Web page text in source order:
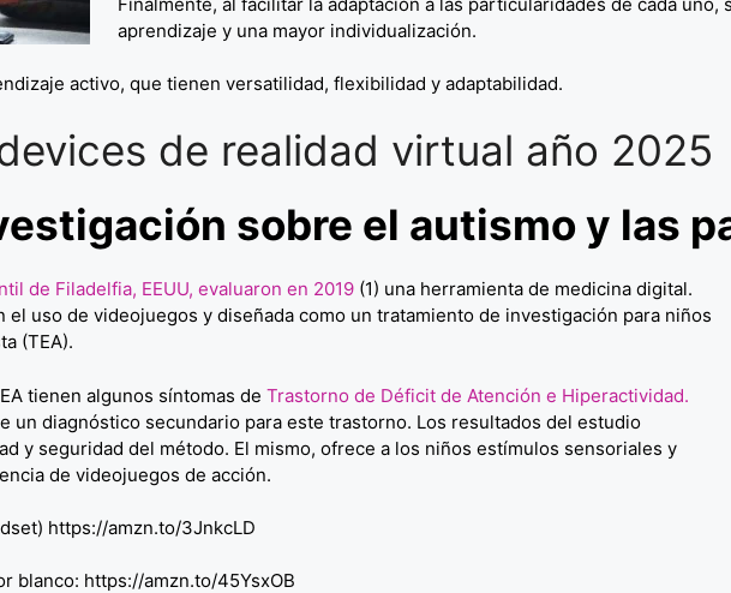
aprendizaje y una mayor individualización.
activo, que tienen versatilidad, flexibilidad y adaptabilidad.
de realidad virtual año 2025
sobre el autismo y las
de Filadelfia, EEUU, evaluaron en 2019 (1) una herramienta de medicina digital.
el uso de videojuegos y diseñada como un tratamiento de investigación para niños
(TEA).
tienen algunos síntomas de Trastorno de Déficit de Atención e Hiperactividad.
un diagnóstico secundario para este trastorno. Los resultados del estudio
y seguridad del método. El mismo, ofrece a los niños estímulos sensoriales y
de videojuegos de acción.
https://amzn.to/3JnkcLD
blanco: https://amzn.to/45YsxOB